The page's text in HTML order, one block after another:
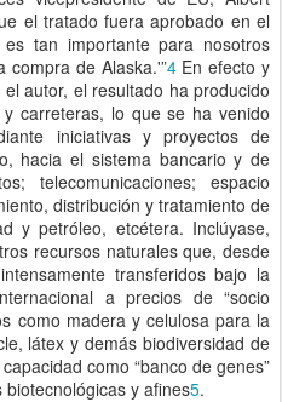
el tratado fuera aprobado en el
tan importante para nosotros
compra de Alaska.'”4En efecto y
autor, el resultado ha producido
carreteras, lo que se ha venido
iniciativas y proyectos de
hacia el sistema bancario y de
telecomunicaciones; espacio
distribución y tratamiento de
y petróleo, etcétera. Inclúyase,
recursos naturales que, desde
transferidos bajo la
a precios de “socio
como madera y celulosa para la
látex y demás biodiversidad de
como “banco de genes”
y afines5.